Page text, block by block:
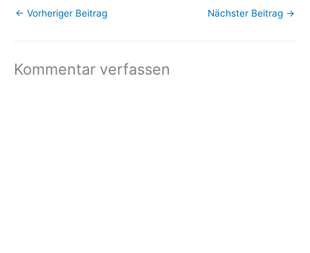
← Vorheriger Beitrag Nächster Beitrag →
Kommentar verfassen